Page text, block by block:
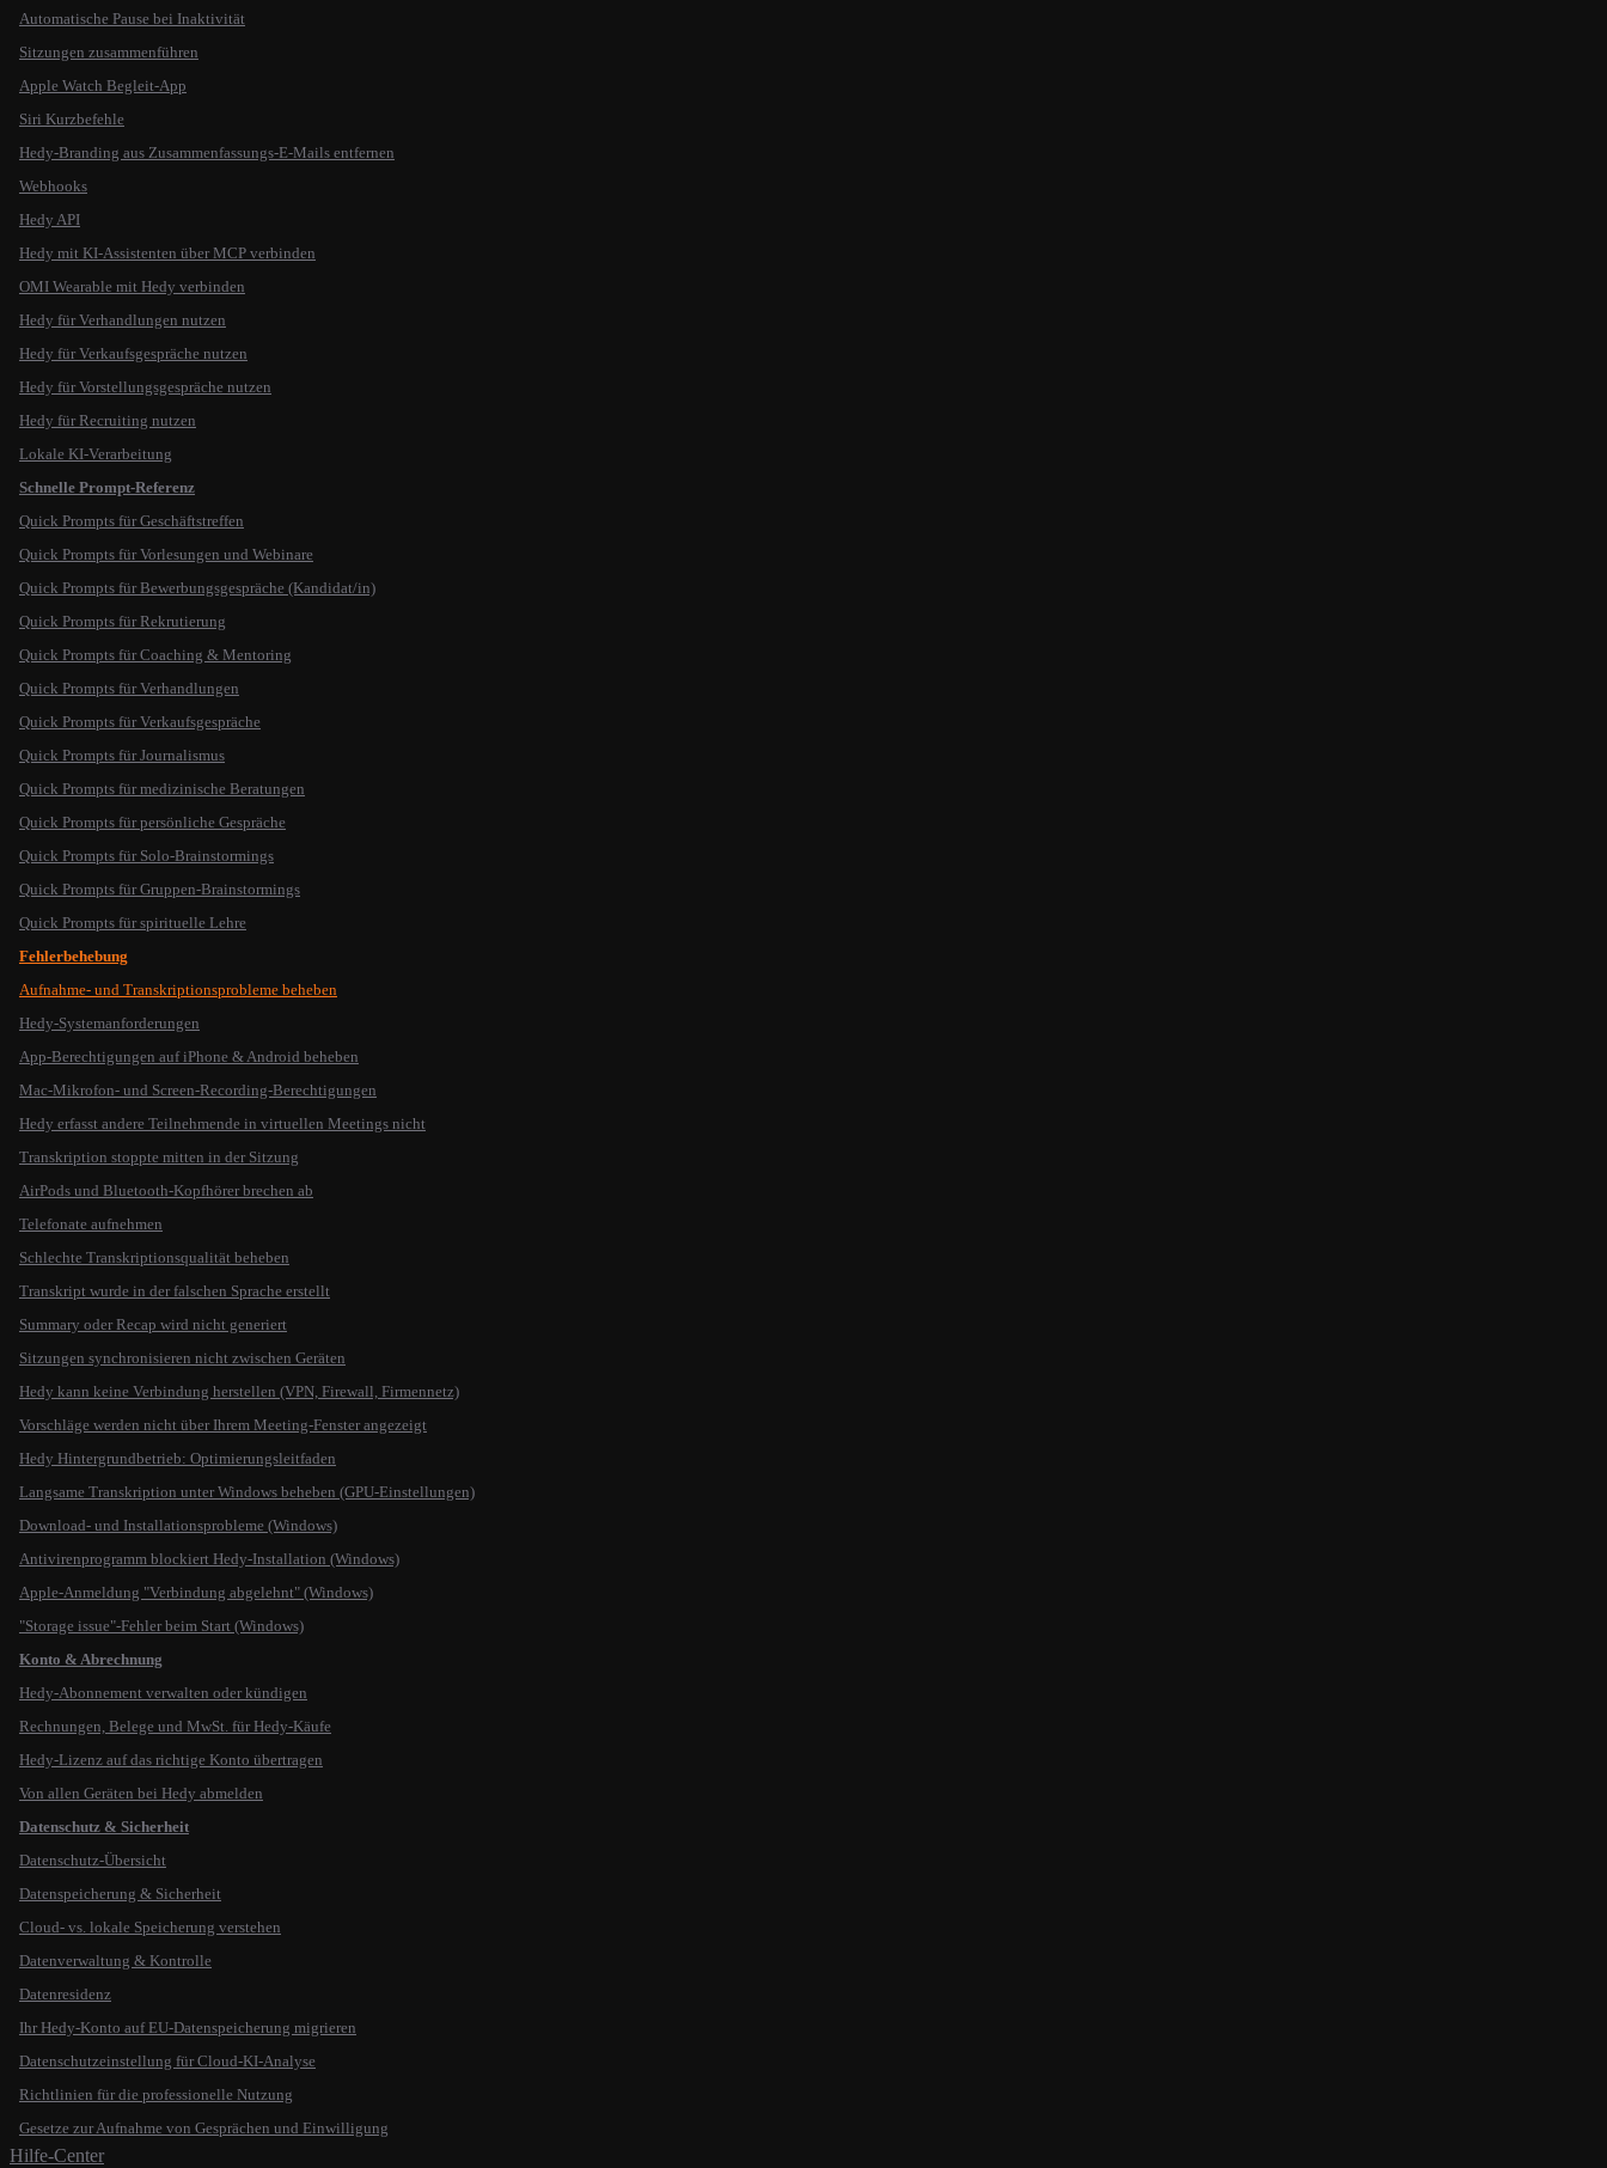
Automatische Pause bei Inaktivität
Sitzungen zusammenführen
Apple Watch Begleit-App
Siri Kurzbefehle
Hedy-Branding aus Zusammenfassungs-E-Mails entfernen
Webhooks
Hedy API
Hedy mit KI-Assistenten über MCP verbinden
OMI Wearable mit Hedy verbinden
Hedy für Verhandlungen nutzen
Hedy für Verkaufsgespräche nutzen
Hedy für Vorstellungsgespräche nutzen
Hedy für Recruiting nutzen
Lokale KI-Verarbeitung
Schnelle Prompt-Referenz
Quick Prompts für Geschäftstreffen
Quick Prompts für Vorlesungen und Webinare
Quick Prompts für Bewerbungsgespräche (Kandidat/in)
Quick Prompts für Rekrutierung
Quick Prompts für Coaching & Mentoring
Quick Prompts für Verhandlungen
Quick Prompts für Verkaufsgespräche
Quick Prompts für Journalismus
Quick Prompts für medizinische Beratungen
Quick Prompts für persönliche Gespräche
Quick Prompts für Solo-Brainstormings
Quick Prompts für Gruppen-Brainstormings
Quick Prompts für spirituelle Lehre
Fehlerbehebung
Aufnahme- und Transkriptionsprobleme beheben
Hedy-Systemanforderungen
App-Berechtigungen auf iPhone & Android beheben
Mac-Mikrofon- und Screen-Recording-Berechtigungen
Hedy erfasst andere Teilnehmende in virtuellen Meetings nicht
Transkription stoppte mitten in der Sitzung
AirPods und Bluetooth-Kopfhörer brechen ab
Telefonate aufnehmen
Schlechte Transkriptionsqualität beheben
Transkript wurde in der falschen Sprache erstellt
Summary oder Recap wird nicht generiert
Sitzungen synchronisieren nicht zwischen Geräten
Hedy kann keine Verbindung herstellen (VPN, Firewall, Firmennetz)
Vorschläge werden nicht über Ihrem Meeting-Fenster angezeigt
Hedy Hintergrundbetrieb: Optimierungsleitfaden
Langsame Transkription unter Windows beheben (GPU-Einstellungen)
Download- und Installationsprobleme (Windows)
Antivirenprogramm blockiert Hedy-Installation (Windows)
Apple-Anmeldung "Verbindung abgelehnt" (Windows)
"Storage issue"-Fehler beim Start (Windows)
Konto & Abrechnung
Hedy-Abonnement verwalten oder kündigen
Rechnungen, Belege und MwSt. für Hedy-Käufe
Hedy-Lizenz auf das richtige Konto übertragen
Von allen Geräten bei Hedy abmelden
Datenschutz & Sicherheit
Datenschutz-Übersicht
Datenspeicherung & Sicherheit
Cloud- vs. lokale Speicherung verstehen
Datenverwaltung & Kontrolle
Datenresidenz
Ihr Hedy-Konto auf EU-Datenspeicherung migrieren
Datenschutzeinstellung für Cloud-KI-Analyse
Richtlinien für die professionelle Nutzung
Gesetze zur Aufnahme von Gesprächen und Einwilligung
Hilfe-Center